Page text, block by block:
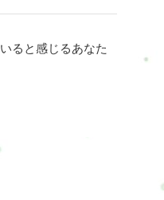
ると感じるあなた